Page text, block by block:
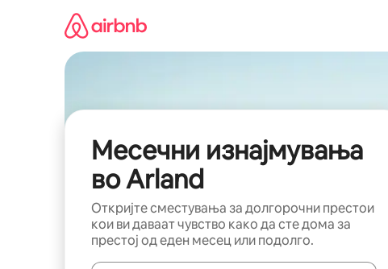
Месечни изнајмувања
во Arland
Откријте сместувања за долгорочни престои
кои ви даваат чувство како да сте дома за
престој од еден месец или подолго.